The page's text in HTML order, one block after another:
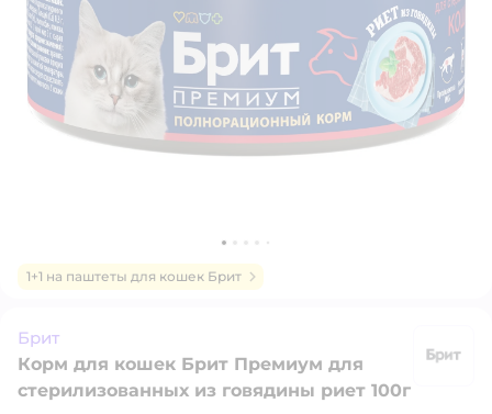
1+1 на паштеты для кошек Брит
Брит
Корм для кошек Брит Премиум для
стерилизованных из говядины риет 100г